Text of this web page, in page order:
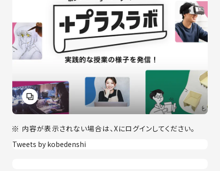
内容が表示されない場合は、Xにログインしてください。
Tweets by kobedenshi